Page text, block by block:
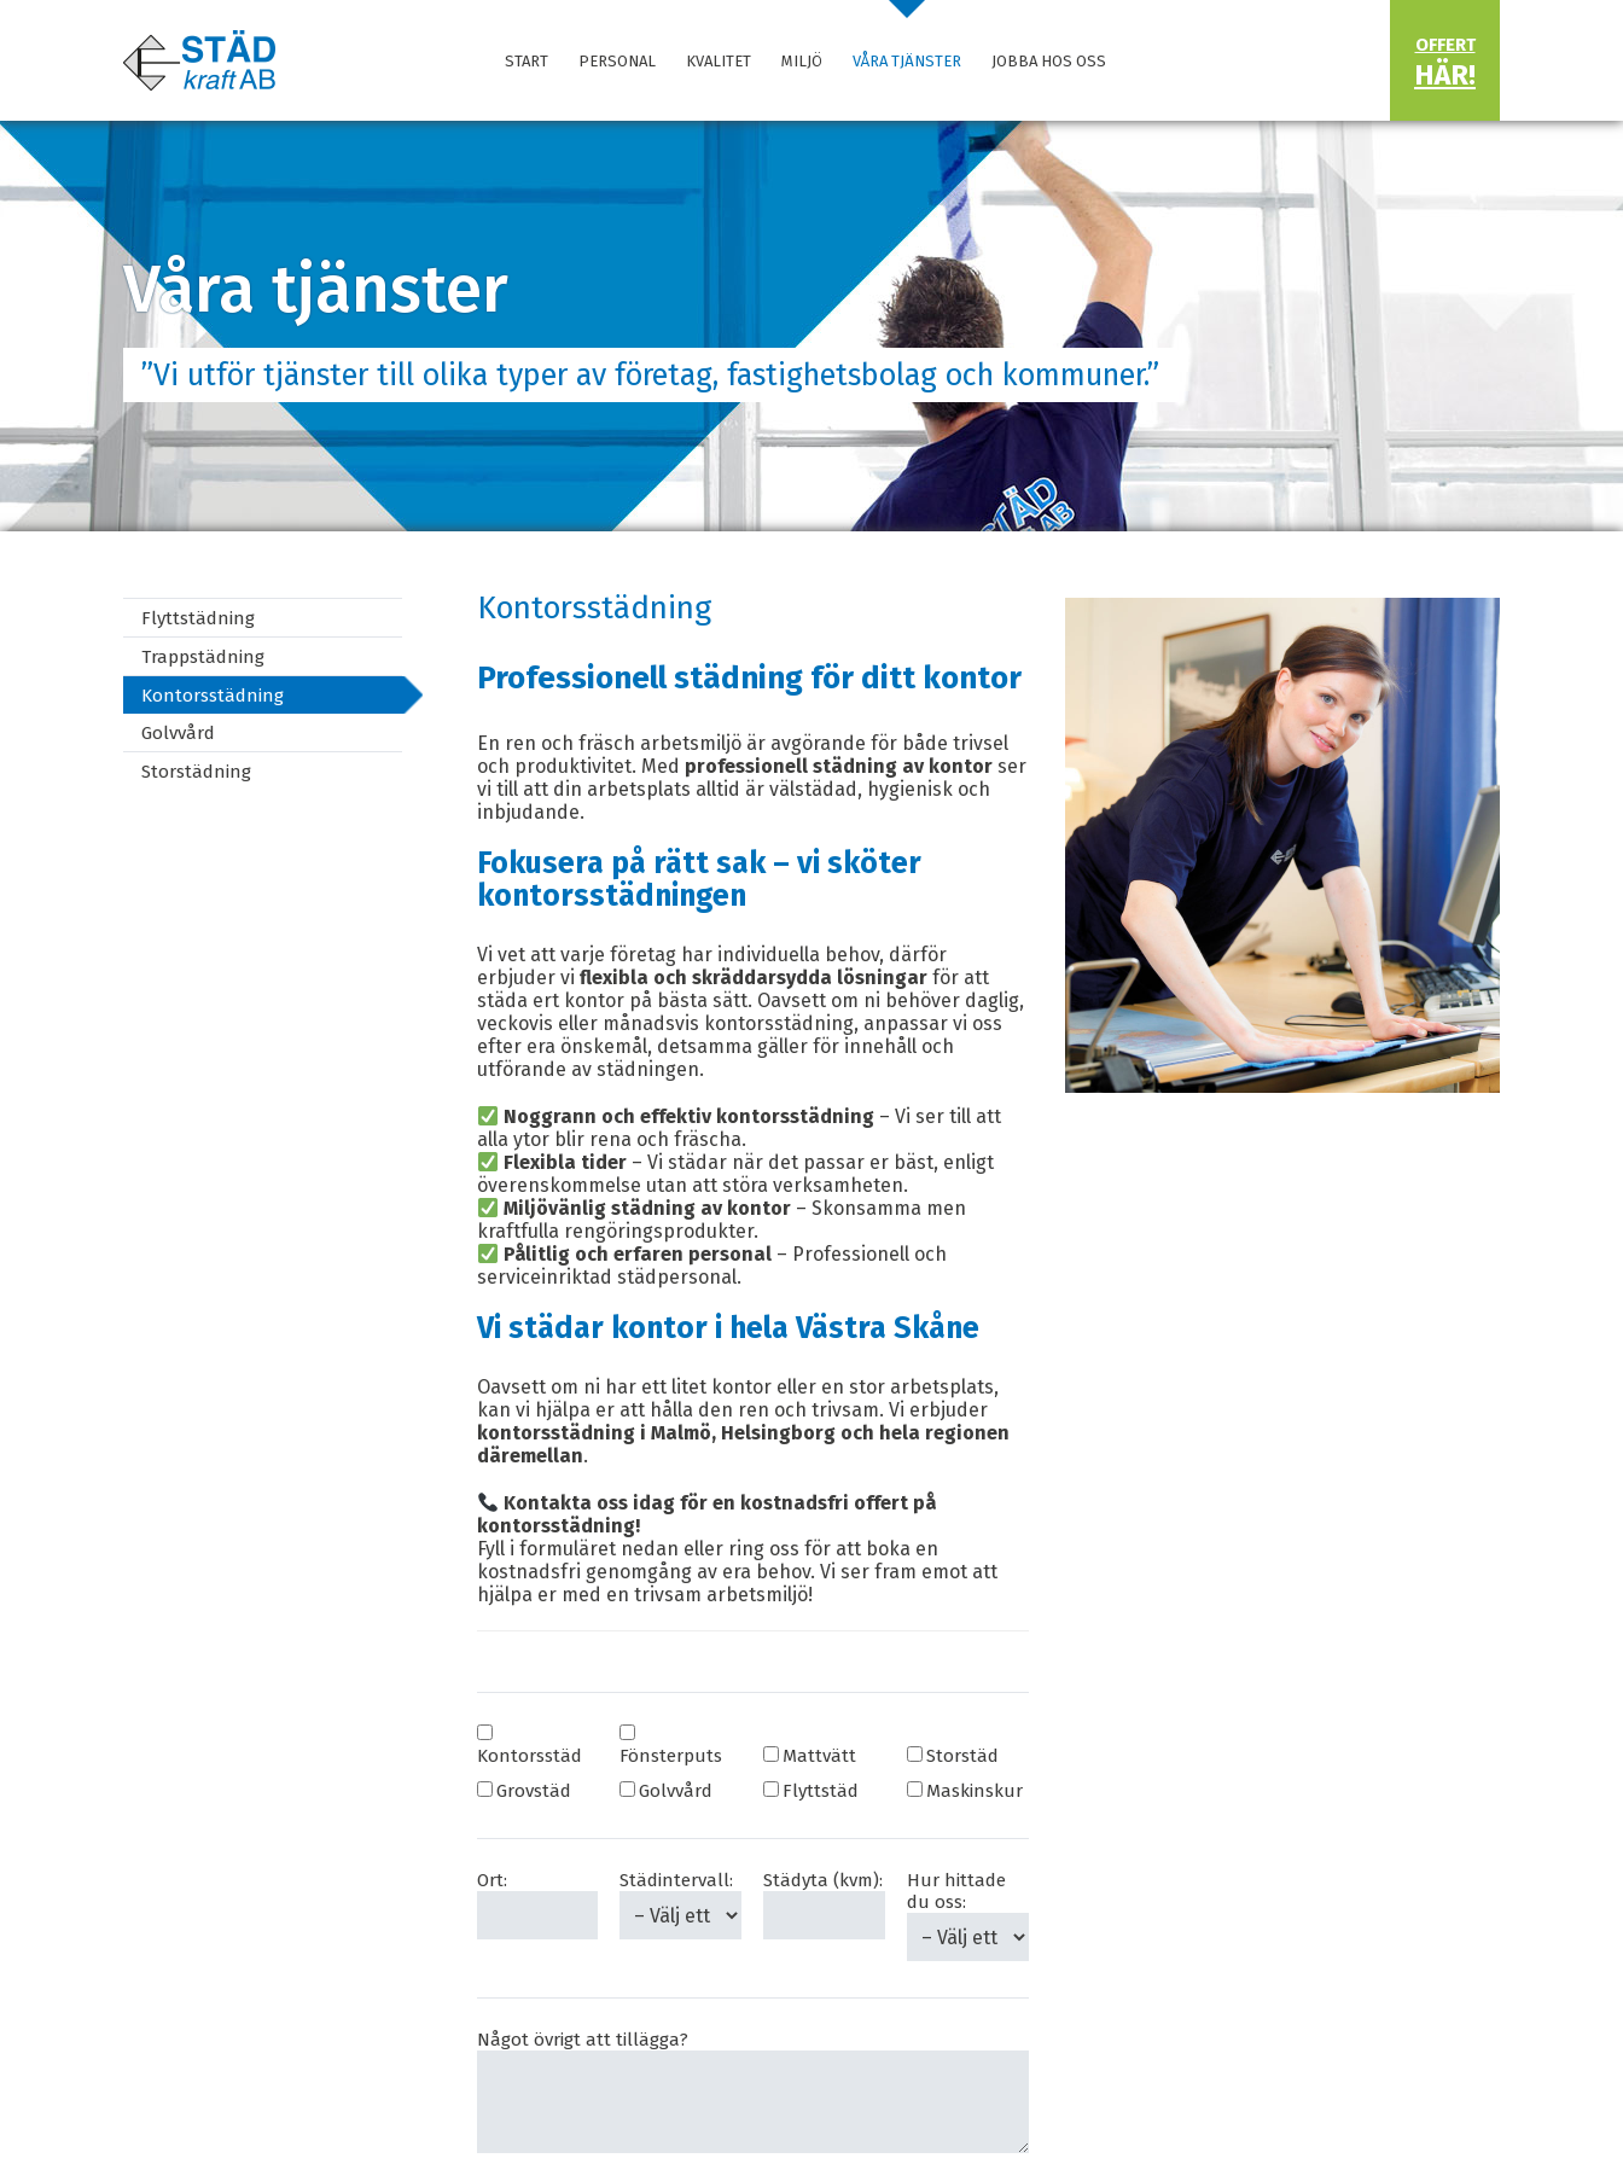
START PERSONAL KVALITET MILJÖ VÅRA TJÄNSTER JOBBA HOS OSS
OFFERT
HÄR!
Våra tjänster
”Vi utför tjänster till olika typer av företag, fastighetsbolag och kommuner.”
Flyttstädning
Trappstädning
Kontorsstädning
Golvvård
Storstädning
Kontorsstädning
Professionell städning för ditt kontor
En ren och fräsch arbetsmiljö är avgörande för både trivsel
och produktivitet. Med professionell städning av kontorser
vi till att din arbetsplats alltid är välstädad, hygienisk och
inbjudande.
Fokusera på rätt sak – vi sköter
kontorsstädningen
Vi vet att varje företag har individuella behov, därför
erbjuder vi flexibla och skräddarsydda lösningarför att
städa ert kontor på bästa sätt. Oavsett om ni behöver daglig,
veckovis eller månadsvis kontorsstädning, anpassar vi oss
efter era önskemål, detsamma gäller för innehåll och
utförande av städningen.
Noggrann och effektiv kontorsstädning– Vi ser till att
alla ytor blir rena och fräscha.
Flexibla tider– Vi städar när det passar er bäst, enligt
överenskommelse utan att störa verksamheten.
Miljövänlig städning av kontor– Skonsamma men
kraftfulla rengöringsprodukter.
Pålitlig och erfaren personal– Professionell och
serviceinriktad städpersonal.
Vi städar kontor i hela Västra Skåne
Oavsett om ni har ett litet kontor eller en stor arbetsplats,
kan vi hjälpa er att hålla den ren och trivsam. Vi erbjuder
kontorsstädning i Malmö, Helsingborg och hela regionen
däremellan.
Kontakta oss idag för en kostnadsfri offert på
kontorsstädning!
Fyll i formuläret nedan eller ring oss för att boka en
kostnadsfri genomgång av era behov. Vi ser fram emot att
hjälpa er med en trivsam arbetsmiljö!
Kontorsstäd Fönsterputs Mattvätt
Storstäd
Grovstäd
Golvvård Flyttstäd Maskinskur
Ort: Städintervall: Städyta (kvm):
Hur hittade
du oss:
Något övrigt att tillägga?